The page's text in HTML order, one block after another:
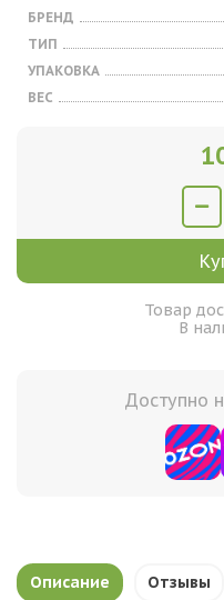
БРЕНД
ТИП
УПАКОВКА
ВЕС
Товар
В
Доступно
Описание Отзывы